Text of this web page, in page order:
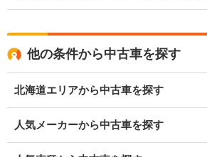
他の条件から中古車を探す
北海道エリアから中古車を探す
人気メーカーから中古車を探す